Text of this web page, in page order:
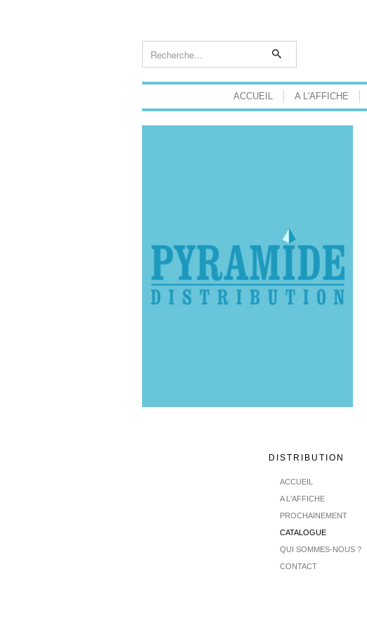
ACCUEIL A L'AFFICHE
DISTRIBUTION
ACCUEIL
A L'AFFICHE
PROCHAINEMENT
CATALOGUE
QUI SOMMES-NOUS ?
CONTACT